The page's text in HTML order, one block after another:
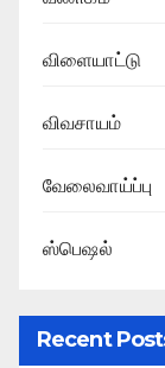
விளையாட்டு
விவசாயம்
வேலைவாய்ப்பு
ஸ்பெஷல்
Recent